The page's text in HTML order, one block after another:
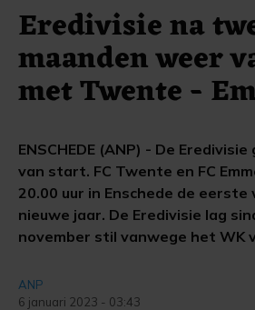
Eredivisie na
maanden weer
met Twente -
ENSCHEDE (ANP) - De
van start. FC Twente en FC
20.00 uur in Enschede de
nieuwe jaar. De Eredivisie lag
november stil vanwege het WK
ANP
6 januari 2023 - 03:43